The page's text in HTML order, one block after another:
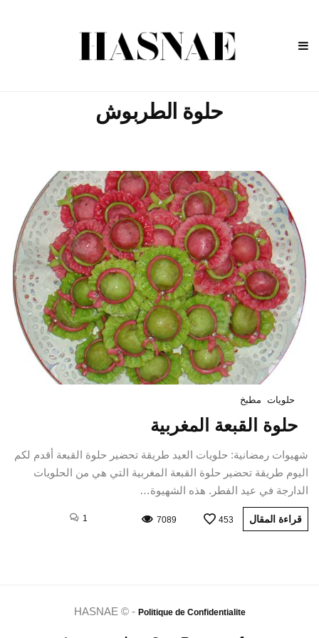
حلوة الطربوش
حلويات مطبخ
حلوة القبعة المغربية
شهيوات رمضانية: حلويات العيد طريقة تحضير حلوة القبعة أقدم لكم
اليوم طريقة تحضير حلوة القبعة المغربية التي هي من الحلويات
الدارجة في عيد الفطر. هذه الشهيوة…
قراءة المقال 453
7089
1
HASNAE © - Politique de Confidentialite